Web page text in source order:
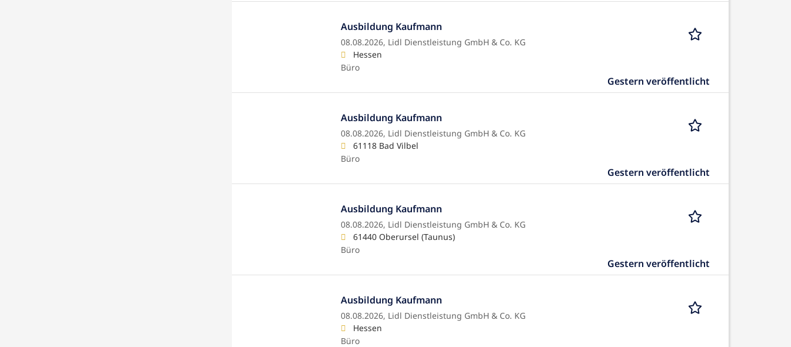
Ausbildung Kaufmann
08.08.2026, Lidl Dienstleistung GmbH & Co. KG
Hessen
Büro
Gestern veröffentlicht
Ausbildung Kaufmann
08.08.2026, Lidl Dienstleistung GmbH & Co. KG
61118 Bad Vilbel
Büro
Gestern veröffentlicht
Ausbildung Kaufmann
08.08.2026, Lidl Dienstleistung GmbH & Co. KG
61440 Oberursel (Taunus)
Büro
Gestern veröffentlicht
Ausbildung Kaufmann
08.08.2026, Lidl Dienstleistung GmbH & Co. KG
Hessen
Büro